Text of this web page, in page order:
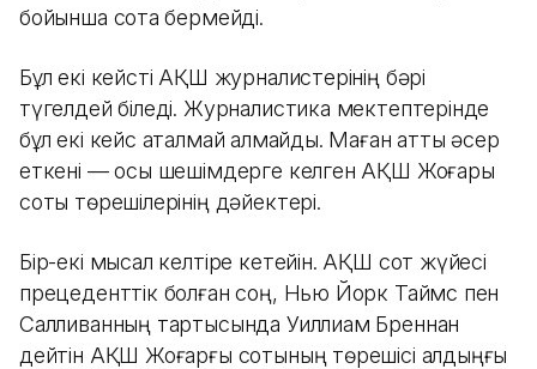
бойынша сотқа бермейді.
Бұл екі кейсті АҚШ журналистерінің бәрі
түгелдей біледі. Журналистика мектептерінде
бұл екі кейс аталмай қалмайды. Маған қатты әсер
еткені — осы шешімдерге келген АҚШ Жоғары
соты төрешілерінің дәйектері.
Бір-екі мысал келтіре кетейін. АҚШ сот жүйесі
прецеденттік болған соң, Нью Йорк Таймс пен
Салливанның тартысында Уиллиам Бреннан
дейтін АҚШ Жоғарғы сотының төрешісі алдыңғы